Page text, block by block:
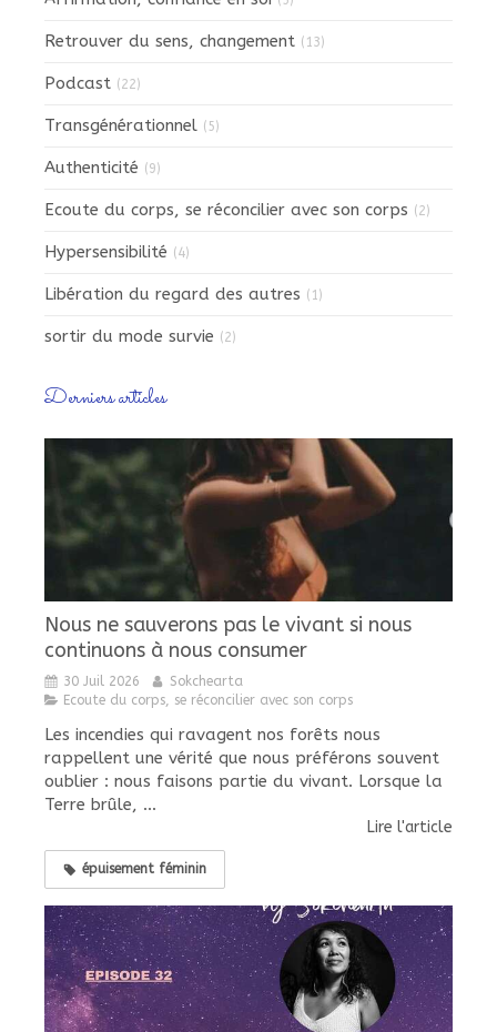
Retrouver du sens, changement (13)
Podcast (22)
Transgénérationnel (5)
Authenticité (9)
Ecoute du corps, se réconcilier avec son corps (2)
Hypersensibilité (4)
Libération du regard des autres (1)
sortir du mode survie (2)
Derniers articles
Nous ne sauverons pas le vivant si nous
continuons à nous consumer
30 Juil 2026
Sokchearta
Ecoute du corps, se réconcilier avec son corps
Les incendies qui ravagent nos forêts nous
rappellent une vérité que nous préférons souvent
oublier : nous faisons partie du vivant. Lorsque la
Terre brûle, ...
Lire l'article
épuisement féminin